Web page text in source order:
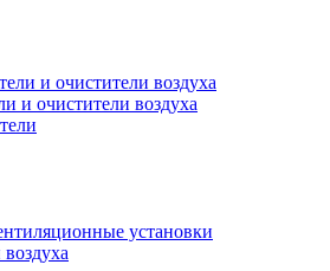
и очистители воздуха
установки